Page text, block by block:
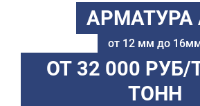
АРМАТУРА
от 12 мм до
ОТ 32 000 РУБ/
ТОНН